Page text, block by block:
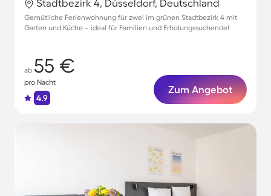
Stadtbezirk 4, Düsseldorf, Deutschland
Gemütliche Ferienwohnung für zwei im grünen Stadtbezirk 4 mit
Garten und Küche – ideal für Familien und Erholungssuchende!
ab 55 €
pro Nacht
4.9
Zum Angebot